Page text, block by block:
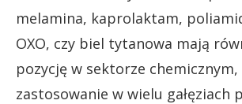
melamina, kaprolaktam,
OXO, czy biel tytanowa mają
pozycję w sektorze chemicznym,
zastosowanie w wielu gałęziach